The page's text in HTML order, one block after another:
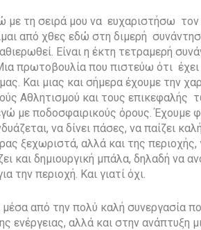
με τη σειρά μου να ευχαριστήσω
από χθες εδώ στη διμερή
Είναι η έκτη τετραμερή
πρωτοβουλία που πιστεύω ότι έχει
Και μιας και σήμερα έχουμε την
Αθλητισμού και τους
με ποδοσφαιρικούς όρους. Έχουμε
να δίνει πάσες, να παίζει
ξεχωριστά, αλλά και της περιοχής,
και δημιουργική μπάλα, δηλαδή να
την περιοχή. Και γιατί όχι.
από την πολύ καλή συνεργασία
ενέργειας, αλλά και στην ανάπτυξη